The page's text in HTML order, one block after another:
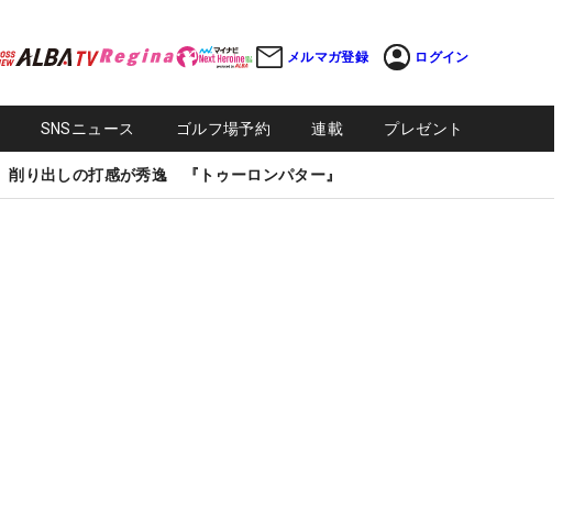
メルマガ登録 ログイン
SNSニュース ゴルフ場予約 連載 プレゼント
削り出しの打感が秀逸 『トゥーロンパター』